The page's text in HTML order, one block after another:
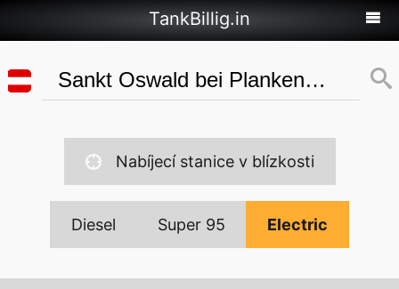
TankBillig.in
Nabíjecí stanice v blízkosti
Diesel Super 95 Electric